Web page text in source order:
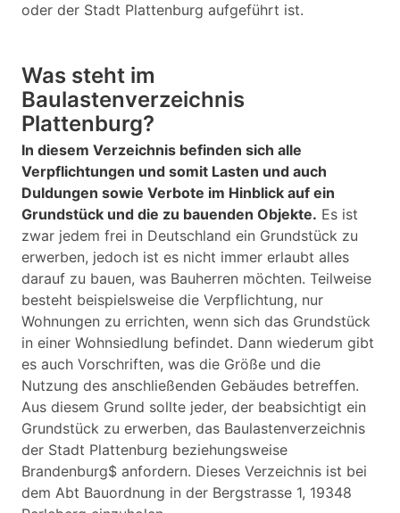
oder der Stadt Plattenburg aufgeführt ist.
Was steht im
Baulastenverzeichnis
Plattenburg?
In diesem Verzeichnis befinden sich alle
Verpflichtungen und somit Lasten und auch
Duldungen sowie Verbote im Hinblick auf ein
Grundstück und die zu bauenden Objekte. Es ist
zwar jedem frei in Deutschland ein Grundstück zu
erwerben, jedoch ist es nicht immer erlaubt alles
darauf zu bauen, was Bauherren möchten. Teilweise
besteht beispielsweise die Verpflichtung, nur
Wohnungen zu errichten, wenn sich das Grundstück
in einer Wohnsiedlung befindet. Dann wiederum gibt
es auch Vorschriften, was die Größe und die
Nutzung des anschließenden Gebäudes betreffen.
Aus diesem Grund sollte jeder, der beabsichtigt ein
Grundstück zu erwerben, das Baulastenverzeichnis
der Stadt Plattenburg beziehungsweise
Brandenburg$ anfordern. Dieses Verzeichnis ist bei
dem Abt Bauordnung in der Bergstrasse 1, 19348